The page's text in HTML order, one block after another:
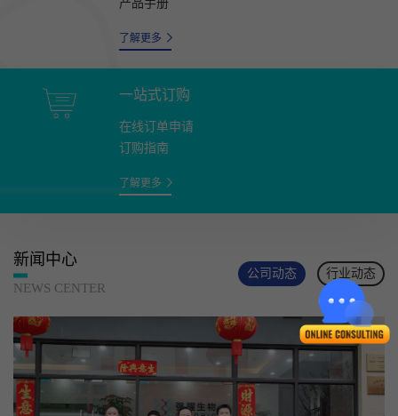
产品手册
了解更多
一站式订购
在线订单申请
订购指南
了解更多
新闻中心
NEWS CENTER
公司动态 行业动态